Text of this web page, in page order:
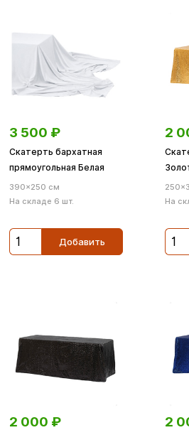
3 500 ₽
Скатерть бархатная
прямоугольная Белая
390×250 см
На складе 6 шт.
Добавить
2
На
2 000 ₽ 2